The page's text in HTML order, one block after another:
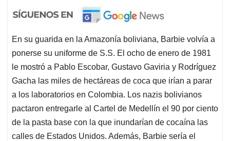
En su guarida en la Amazonía boliviana, Barbie volvía a
ponerse su uniforme de S.S. El ocho de enero de 1981
le mostró a Pablo Escobar, Gustavo Gaviria y Rodríguez
Gacha las miles de hectáreas de coca que irían a parar
a los laboratorios en Colombia. Los nazis bolivianos
pactaron entregarle al Cartel de Medellín el 90 por ciento
de la pasta base con la que inundarían de cocaína las
calles de Estados Unidos. Además, Barbie sería el